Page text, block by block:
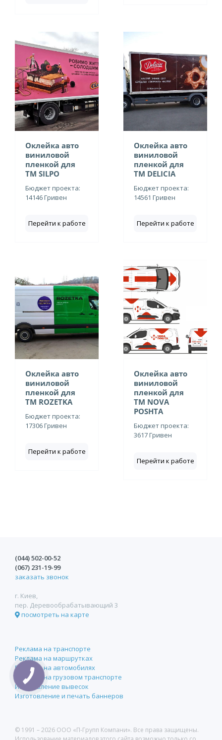
Оклейка авто
виниловой
пленкой для
ТМ SILPO
Бюджет проекта:
14146 Гривен
Перейти к работе
Оклейка авто
виниловой
пленкой для
ТМ DELICIA
Бюджет проекта:
14561 Гривен
Перейти к работе
Оклейка авто
виниловой
пленкой для
ТМ ROZETKA
Бюджет проекта:
17306 Гривен
Перейти к работе
Оклейка авто
виниловой
пленкой для
ТМ NOVA
POSHTA
Бюджет проекта:
3617 Гривен
Перейти к работе
(044)502-00-52
(067) 231-19-99
заказать звонок
г. Киев,
пер. Деревообрабатывающий 3
посмотреть на карте
Реклама на транспорте
Реклама на маршрутках
Реклама на автомобилях
Реклама на грузовом транспорте
Изготовление вывесок
Изготовление и печать баннеров
© 1991 –2026 ООО «П-Групп Компани». Все права защищены.